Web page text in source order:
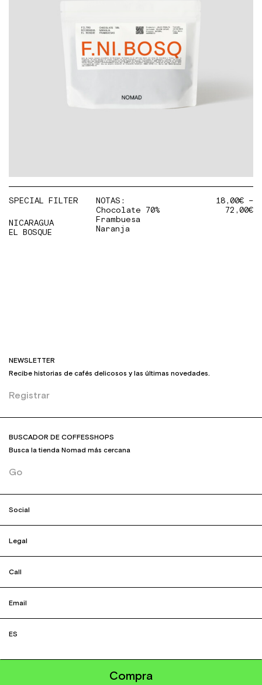
Compra
SPECIAL FILTER
NICARAGUA
EL BOSQUE
NOTAS:
Chocolate 70%
Frambuesa
Naranja
18,00€–
72,00€
NEWSLETTER
Recibe historias de cafés delicosos y las últimas novedades.
Registrar
BUSCADOR DE COFFESSHOPS
Busca la tienda Nomad más cercana
Go
Social
Legal
Call
Email
ES